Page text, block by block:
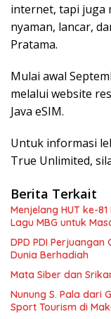
internet, tapi juga
nyaman, lancar,
Pratama.
Mulai awal
melalui website
Java eSIM.
Untuk informasi
True Unlimited,
Berita Terkait
Menjelang HUT ke-
Lagu MBG untuk
DPD PDI
Dunia Berhadiah
Mata Siber dan
Nunung S. Pala dari
Sport Tourism di